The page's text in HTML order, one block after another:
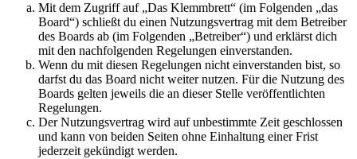
Mit dem Zugriff auf „Das Klemmbrett“ (im Folgenden „das
Board“) schließt du einen Nutzungsvertrag mit dem Betreiber
des Boards ab (im Folgenden „Betreiber“) und erklärst dich
mit den nachfolgenden Regelungen einverstanden.
Wenn du mit diesen Regelungen nicht einverstanden bist, so
darfst du das Board nicht weiter nutzen. Für die Nutzung des
Boards gelten jeweils die an dieser Stelle veröffentlichten
Regelungen.
Der Nutzungsvertrag wird auf unbestimmte Zeit geschlossen
und kann von beiden Seiten ohne Einhaltung einer Frist
jederzeit gekündigt werden.